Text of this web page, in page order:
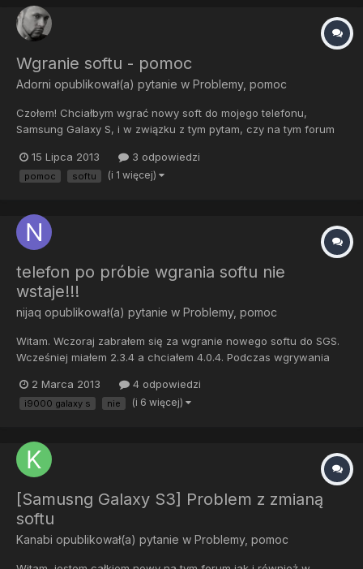
Wgranie softu - pomoc
Adorni opublikował(a) pytanie w Problemy, pomoc
Czołem! Chciałbym wgrać nowy soft do mojego telefonu,
Samsung Galaxy S, i w związku z tym pytam, czy na tym forum
15 Lipca 2013
3 odpowiedzi
pomoc softu (i 1 więcej)
telefon po próbie wgrania softu nie
wstaje!!!
nijaq opublikował(a) pytanie w Problemy, pomoc
Witam. Wczoraj zabrałem się za wgranie nowego softu do SGS.
Wcześniej miałem 2.3.4 a chciałem 4.0.4. Podczas wgrywania
więc wyjąłem baterię. Po jej włożeniu telefon wogóle nie reaguje
na przycisk power, ani na ładowarkę.Nie mam możliwości wej...
2 Marca 2013 4 odpowiedzi
i9000 galaxy s nie (i 6 więcej)
[Samusng Galaxy S3] Problem z zmianą
softu
Kanabi opublikował(a) pytanie w Problemy, pomoc